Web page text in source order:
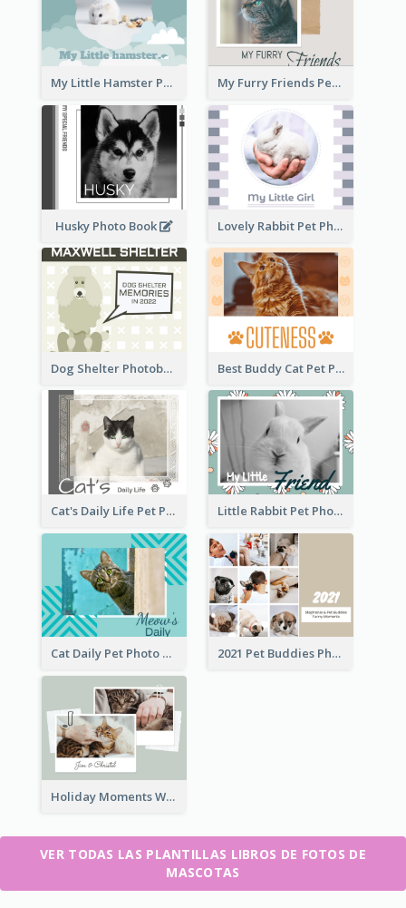
My Little Hamster Pet Photo Book My Furry Friends Pet Photo Book
Husky Photo Book Lovely Rabbit Pet Photo Book
Dog Shelter Photobook Diagram Best Buddy Cat Pet Photo Book
Cat's Daily Life Pet Photo Book Little Rabbit Pet Photo Book
Cat Daily Pet Photo Book Details 2021 Pet Buddies Photo Book
Holiday Moments With Pets Photo Book
VER TODAS LAS PLANTILLAS LIBROS DE FOTOS DE
MASCOTAS